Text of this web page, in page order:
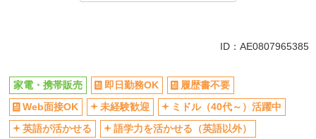
日払い
車通勤OK
交通費支給
社会保険あり
社員登用あり
ID：AE0807965385
家電・携帯販売 即日勤務OK
履歴書不要
Web面接OK
未経験歓迎
ミドル（40代～）活躍中
英語が活かせる
語学力を活かせる（英語以外）